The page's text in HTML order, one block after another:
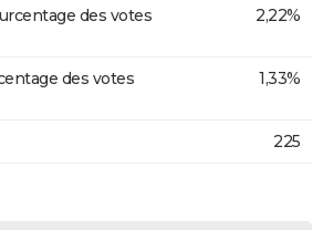
des votes
2,22%
des votes
1,33%
225